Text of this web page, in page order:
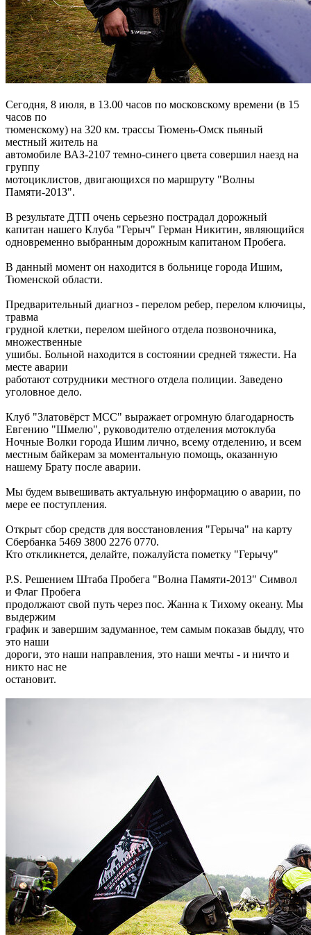
Сегодня, 8 июля, в 13.00 часов по московскому времени (в 15
часов по
тюменскому) на 320 км. трассы Тюмень-Омск пьяный
местный житель на
автомобиле ВАЗ-2107 темно-синего цвета совершил наезд на
группу
мотоциклистов, двигающихся по маршруту "Волны
Памяти-2013".
В результате ДТП очень серьезно пострадал дорожный
капитан нашего Клуба "Герыч" Герман Никитин, являющийся
одновременно выбранным дорожным капитаном Пробега.
В данный момент он находится в больнице города Ишим,
Тюменской области.
Предварительный диагноз - перелом ребер, перелом ключицы,
травма
грудной клетки, перелом шейного отдела позвоночника,
множественные
ушибы. Больной находится в состоянии средней тяжести. На
месте аварии
работают сотрудники местного отдела полиции. Заведено
уголовное дело.
Клуб "Златовёрст МСС" выражает огромную благодарность
Евгению "Шмелю", руководителю отделения мотоклуба
Ночные Волки города Ишим лично, всему отделению, и всем
местным байкерам за моментальную помощь, оказанную
нашему Брату после аварии.
Мы будем вывешивать актуальную информацию о аварии, по
мере ее поступления.
Открыт сбор средств для восстановления "Герыча" на карту
Сбербанка 5469 3800 2276 0770.
Кто откликнется, делайте, пожалуйста пометку "Герычу"
P.S. Решением Штаба Пробега "Волна Памяти-2013" Символ
и Флаг Пробега
продолжают свой путь через пос. Жанна к Тихому океану. Мы
выдержим
график и завершим задуманное, тем самым показав быдлу, что
это наши
дороги, это наши направления, это наши мечты - и ничто и
никто нас не
остановит.